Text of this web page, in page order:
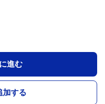
進む
加する